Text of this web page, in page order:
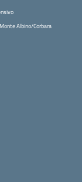
Albino/Corbara